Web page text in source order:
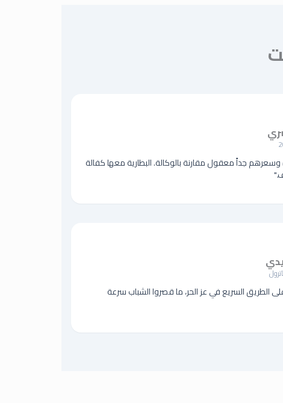
جداً معقول مقارنة بالوكالة. البطارية معها كفالة
الطريق السريع في عز الحر، ما قصروا الشباب سرعة